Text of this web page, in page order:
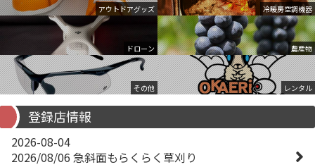
アウトドアグッズ 冷暖房空調機器
ドローン 農産物
その他 レンタル
登録店情報
2026-08-04
2026/08/06 急斜面もらくらく草刈り